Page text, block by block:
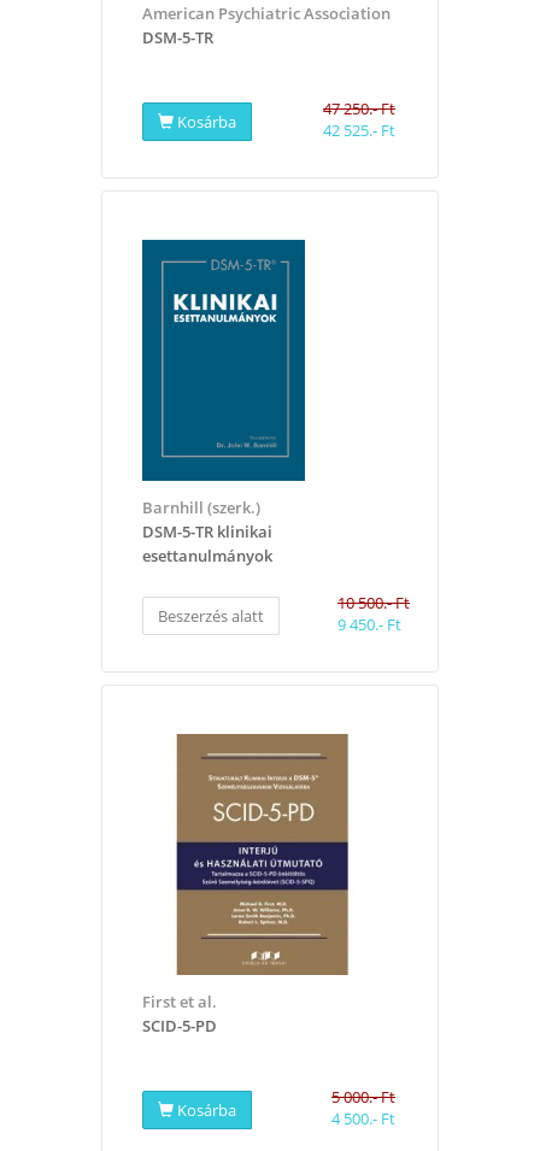
American Psychiatric Association
DSM-5-TR
Kosárba
47 250.- Ft
42 525.- Ft
Barnhill (szerk.)
DSM-5-TR klinikai
esettanulmányok
Beszerzés alatt
10 500.- Ft
9 450.- Ft
First et al.
​SCID-5-PD
Kosárba
5 000.- Ft
4 500.- Ft